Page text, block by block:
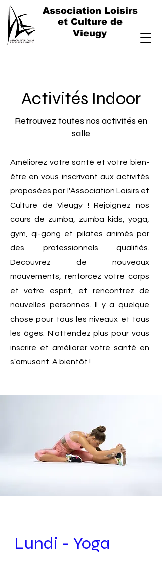
Association Loisirs
et Culture de
Vieugy
Activités Indoor
Retrouvez toutes nos activités en
salle
Améliorez votre santé et votre bien-
être en vous inscrivant aux activités
proposées par l'Association Loisirs et
Culture de Vieugy ! Rejoignez nos
cours de zumba, zumba kids, yoga,
gym, qi-gong et pilates animés par
des professionnels qualifiés.
Découvrez de nouveaux
mouvements, renforcez votre corps
et votre esprit, et rencontrez de
nouvelles personnes. Il y a quelque
chose pour tous les niveaux et tous
les âges. N'attendez plus pour vous
inscrire et améliorer votre santé en
s'amusant. A bientôt !
Lundi - Yoga